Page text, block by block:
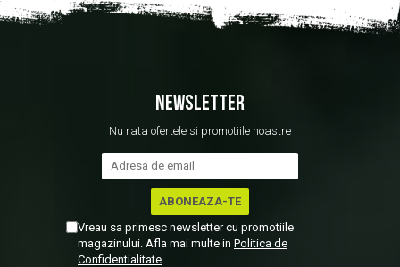
NEWSLETTER
Nu rata ofertele si promotiile noastre
Vreau sa primesc newsletter cu promotiile
magazinului. Afla mai multe in Politica de
Confidentialitate